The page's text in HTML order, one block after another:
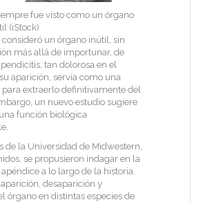
fue visto como un órgano
(iStock)
consideró un órgano inútil, sin
más allá de importunar, de
tan dolorosa en el
aparición, servía como una
extraerlo definitivamente del
un nuevo estudio sugiere
función biológica
de la Universidad de Midwestern,
se propusieron indagar en la
a lo largo de la historia.
desaparición y
órgano en distintas especies de